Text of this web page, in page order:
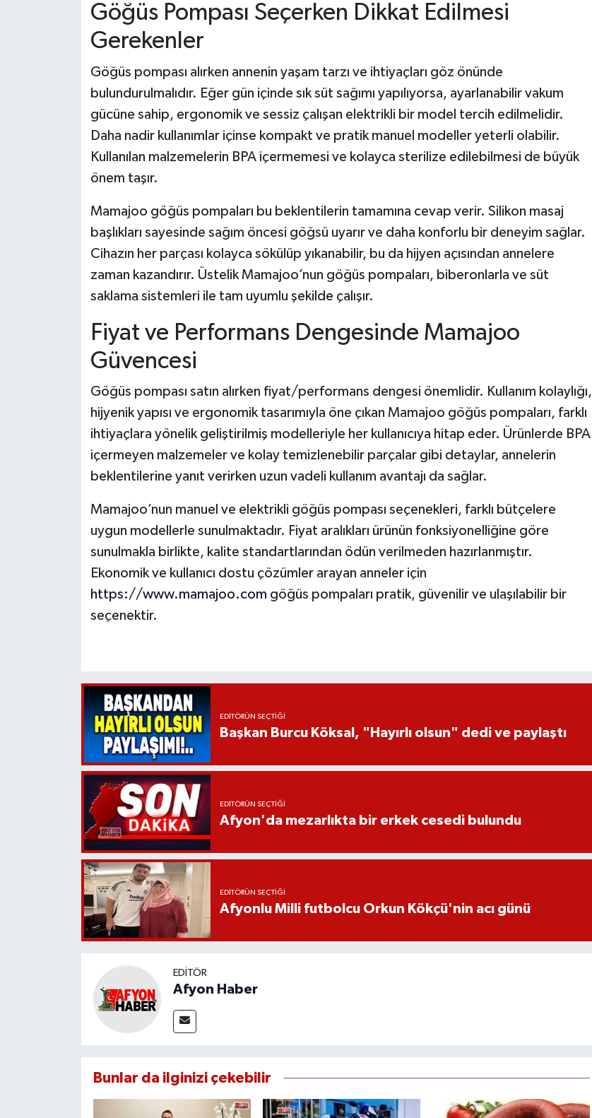
Göğüs Pompası Seçerken Dikkat Edilmesi
Gerekenler
Göğüs pompası alırken annenin yaşam tarzı ve ihtiyaçları göz önünde
bulundurulmalıdır. Eğer gün içinde sık süt sağımı yapılıyorsa, ayarlanabilir vakum
gücüne sahip, ergonomik ve sessiz çalışan elektrikli bir model tercih edilmelidir.
Daha nadir kullanımlar içinse kompakt ve pratik manuel modeller yeterli olabilir.
Kullanılan malzemelerin BPA içermemesi ve kolayca sterilize edilebilmesi de büyük
önem taşır.
Mamajoo göğüs pompaları bu beklentilerin tamamına cevap verir. Silikon masaj
başlıkları sayesinde sağım öncesi göğsü uyarır ve daha konforlu bir deneyim sağlar.
Cihazın her parçası kolayca sökülüp yıkanabilir, bu da hijyen açısından annelere
zaman kazandırır. Üstelik Mamajoo’nun göğüs pompaları, biberonlarla ve süt
saklama sistemleri ile tam uyumlu şekilde çalışır.
Fiyat ve Performans Dengesinde Mamajoo
Güvencesi
Göğüs pompası satın alırken fiyat/performans dengesi önemlidir. Kullanım kolaylığı,
hijyenik yapısı ve ergonomik tasarımıyla öne çıkan Mamajoo göğüs pompaları, farklı
ihtiyaçlara yönelik geliştirilmiş modelleriyle her kullanıcıya hitap eder. Ürünlerde BPA
içermeyen malzemeler ve kolay temizlenebilir parçalar gibi detaylar, annelerin
beklentilerine yanıt verirken uzun vadeli kullanım avantajı da sağlar.
Mamajoo’nun manuel ve elektrikli göğüs pompası seçenekleri, farklı bütçelere
uygun modellerle sunulmaktadır. Fiyat aralıkları ürünün fonksiyonelliğine göre
sunulmakla birlikte, kalite standartlarından ödün verilmeden hazırlanmıştır.
Ekonomik ve kullanıcı dostu çözümler arayan anneler için
https://www.mamajoo.com göğüs pompaları pratik, güvenilir ve ulaşılabilir bir
seçenektir.
EDITÖRÜN SEÇTIĞI
Başkan Burcu Köksal, "Hayırlı olsun" dedi ve paylaştı
EDITÖRÜN SEÇTIĞI
Afyon'da mezarlıkta bir erkek cesedi bulundu
EDITÖRÜN SEÇTIĞI
Afyonlu Milli futbolcu Orkun Kökçü'nin acı günü
EDITÖR
Afyon Haber
Bunlar da ilginizi çekebilir